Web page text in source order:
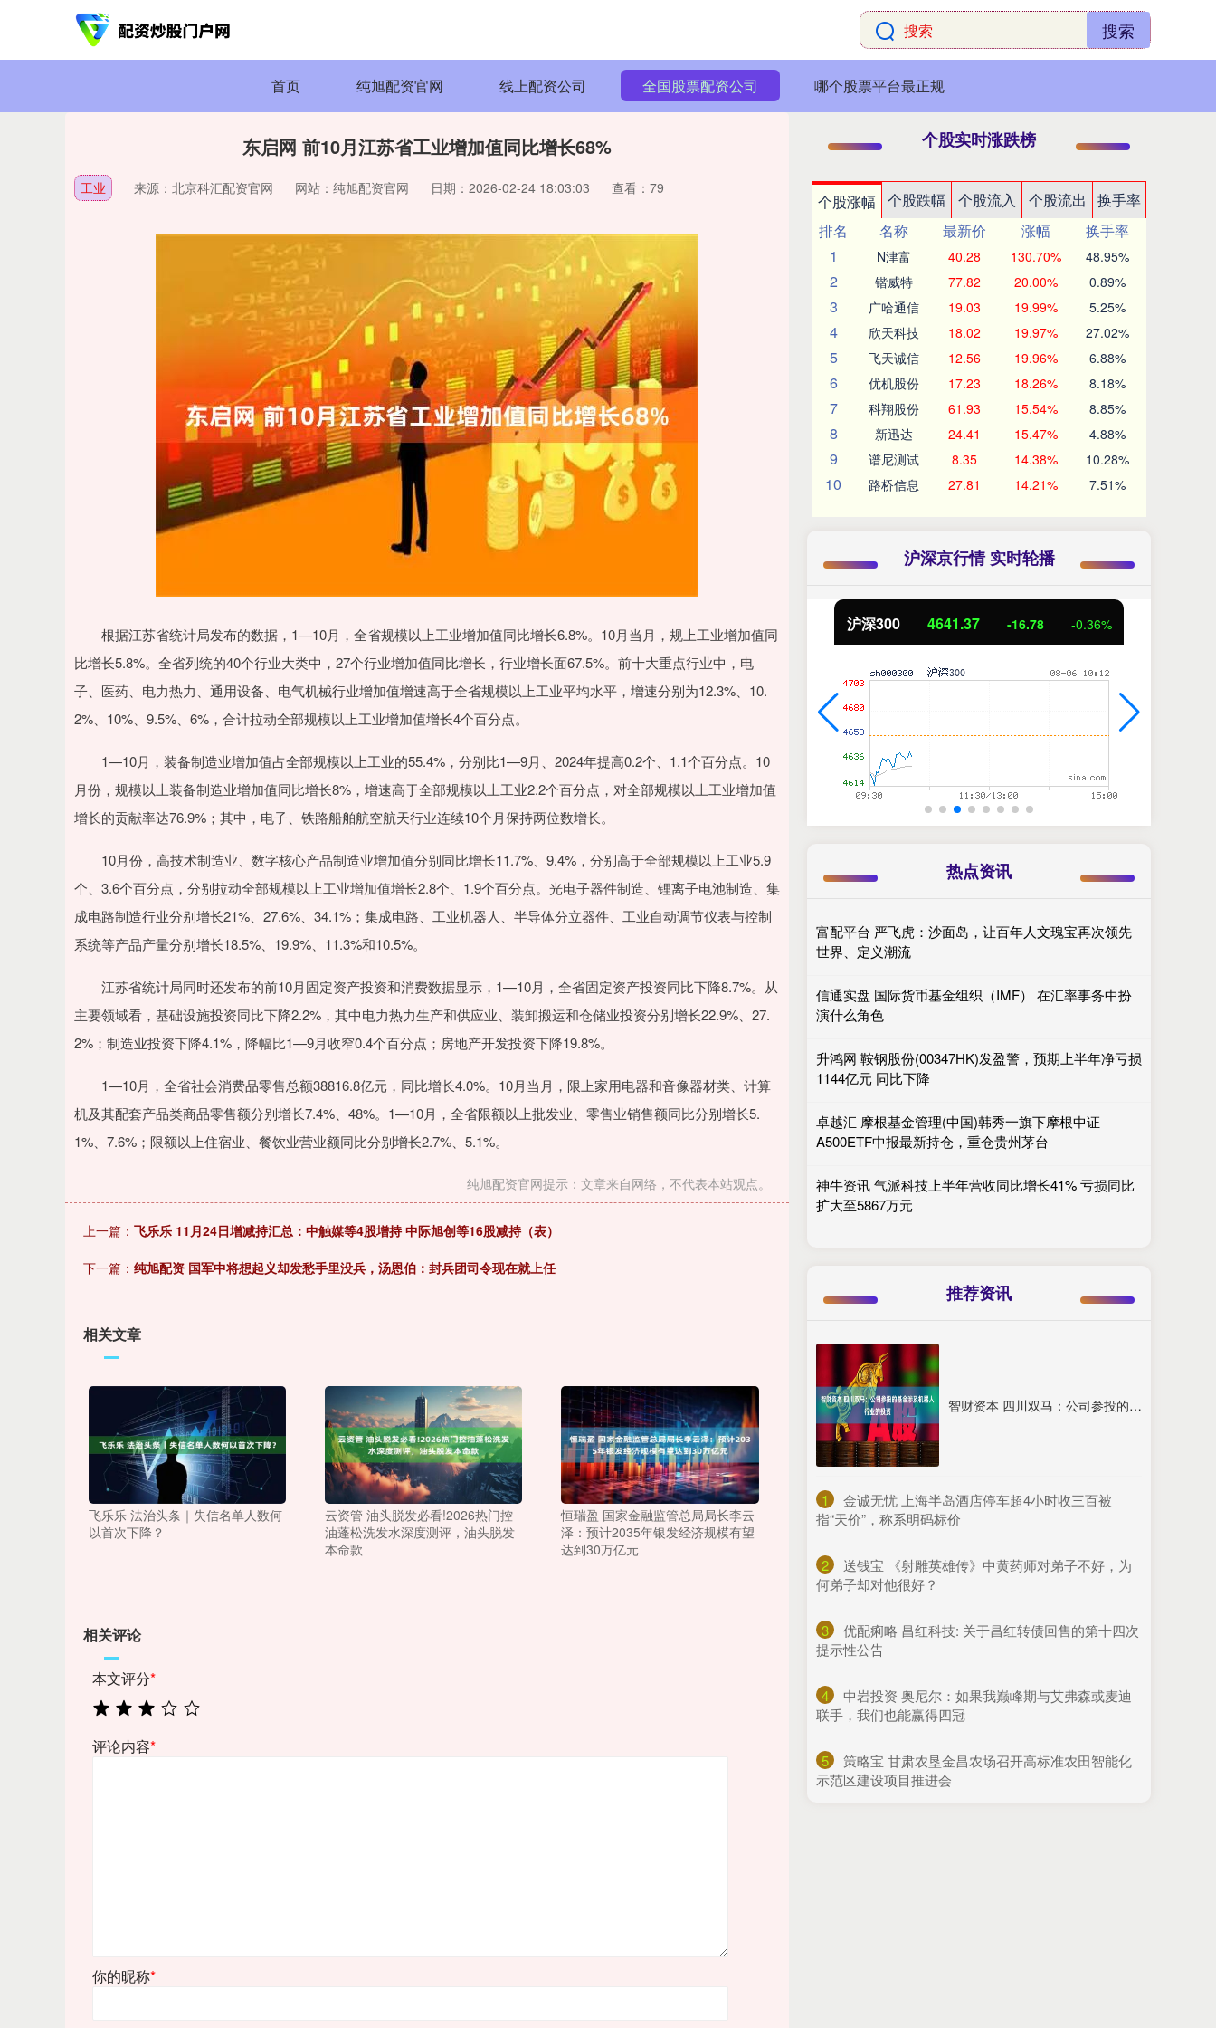
搜索
首页 纯旭配资官网 线上配资公司 全国股票配资公司 哪个股票平台最正规
东启网 前10月江苏省工业增加值同比增长68%
工业 来源：北京科汇配资官网 网站：纯旭配资官网 日期：2026-02-24 18:03:03 查看：79
根据江苏省统计局发布的数据，1—10月，全省规模以上工业增加值同比增长6.8%。10月当月，规上工业增加值同
比增长5.8%。全省列统的40个行业大类中，27个行业增加值同比增长，行业增长面67.5%。前十大重点行业中，电
子、医药、电力热力、通用设备、电气机械行业增加值增速高于全省规模以上工业平均水平，增速分别为12.3%、10.
2%、10%、9.5%、6%，合计拉动全部规模以上工业增加值增长4个百分点。
1—10月，装备制造业增加值占全部规模以上工业的55.4%，分别比1—9月、2024年提高0.2个、1.1个百分点。10
月份，规模以上装备制造业增加值同比增长8%，增速高于全部规模以上工业2.2个百分点，对全部规模以上工业增加值
增长的贡献率达76.9%；其中，电子、铁路船舶航空航天行业连续10个月保持两位数增长。
10月份，高技术制造业、数字核心产品制造业增加值分别同比增长11.7%、9.4%，分别高于全部规模以上工业5.9
个、3.6个百分点，分别拉动全部规模以上工业增加值增长2.8个、1.9个百分点。光电子器件制造、锂离子电池制造、集
成电路制造行业分别增长21%、27.6%、34.1%；集成电路、工业机器人、半导体分立器件、工业自动调节仪表与控制
系统等产品产量分别增长18.5%、19.9%、11.3%和10.5%。
江苏省统计局同时还发布的前10月固定资产投资和消费数据显示，1—10月，全省固定资产投资同比下降8.7%。从
主要领域看，基础设施投资同比下降2.2%，其中电力热力生产和供应业、装卸搬运和仓储业投资分别增长22.9%、27.
2%；制造业投资下降4.1%，降幅比1—9月收窄0.4个百分点；房地产开发投资下降19.8%。
1—10月，全省社会消费品零售总额38816.8亿元，同比增长4.0%。10月当月，限上家用电器和音像器材类、计算
机及其配套产品类商品零售额分别增长7.4%、48%。1—10月，全省限额以上批发业、零售业销售额同比分别增长5.
1%、7.6%；限额以上住宿业、餐饮业营业额同比分别增长2.7%、5.1%。
纯旭配资官网提示：文章来自网络，不代表本站观点。
上一篇： 飞乐乐 11月24日增减持汇总：中触媒等4股增持 中际旭创等16股减持（表）
下一篇： 纯旭配资 国军中将想起义却发愁手里没兵，汤恩伯：封兵团司令现在就上任
相关文章
飞乐乐 法治头条｜失信名单人数何
以首次下降？
云资管 油头脱发必看!2026热门控
油蓬松洗发水深度测评，油头脱发
本命款
恒瑞盈 国家金融监管总局局长李云
泽：预计2035年银发经济规模有望
达到30万亿元
相关评论
本文评分*
评论内容*
你的昵称*
个股实时涨跌榜
个股涨幅 个股跌幅 个股流入 个股流出
换手率
排名
名称 最新价 涨幅
换手率
1
N津富 40.28 130.70% 48.95%
2 锴威特 77.82 20.00% 0.89%
3 广哈通信 19.03 19.99% 5.25%
4 欣天科技 18.02 19.97% 27.02%
5 飞天诚信 12.56 19.96% 6.88%
6 优机股份 17.23 18.26% 8.18%
7 科翔股份 61.93 15.54% 8.85%
8 新迅达 24.41 15.47% 4.88%
9 谱尼测试 8.35 14.38% 10.28%
10 路桥信息 27.81 14.21% 7.51%
沪深京行情 实时轮播
上证指数 0.25% 深证成指 14105.75 -38.45 -0.27% 沪深300 4641.37 -16.78 -0.36%
热点资讯
富配平台 严飞虎：沙面岛，让百年人文瑰宝再次领先
世界、定义潮流
信通实盘 国际货币基金组织（IMF） 在汇率事务中扮
演什么角色
升鸿网 鞍钢股份(00347HK)发盈警，预期上半年净亏损
1144亿元 同比下降
卓越汇 摩根基金管理(中国)韩秀一旗下摩根中证
A500ETF中报最新持仓，重仓贵州茅台
神牛资讯 气派科技上半年营收同比增长41% 亏损同比
扩大至5867万元
推荐资讯
智财资本 四川双马：公司参投的基金涉及机器人行业的投资
1
​金诚无忧 上海半岛酒店停车超4小时收三百被
指“天价”，称系明码标价
2
​送钱宝 《射雕英雄传》中黄药师对弟子不好，为
何弟子却对他很好？
3
​优配痢略 昌红科技: 关于昌红转债回售的第十四次
提示性公告
4
​中岩投资 奥尼尔：如果我巅峰期与艾弗森或麦迪
联手，我们也能赢得四冠
5
​策略宝 甘肃农垦金昌农场召开高标准农田智能化
示范区建设项目推进会